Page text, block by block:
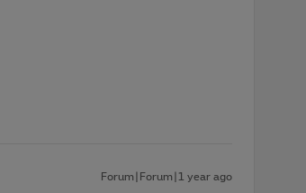
Forum|Forum|1 year ago